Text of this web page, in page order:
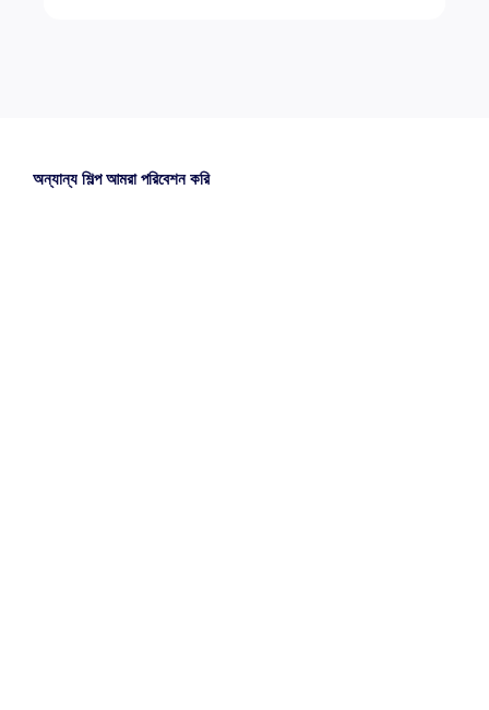
অন্যান্য শিল্প আমরা পরিবেশন করি